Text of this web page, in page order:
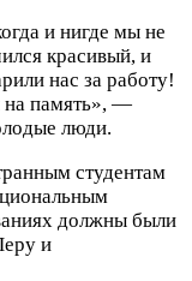
и нигде мы не
красивый, и
нас за работу!
на память», —
люди.
студентам
должны были
и